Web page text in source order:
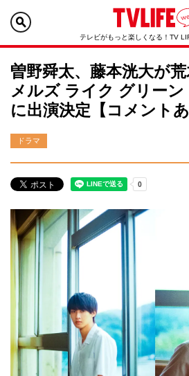
テレビがもっと楽しくなる！TV
曽野舜太、藤本洸大が
メルズ ライク グリーン
に出演決定【コメントあ
ドラマ